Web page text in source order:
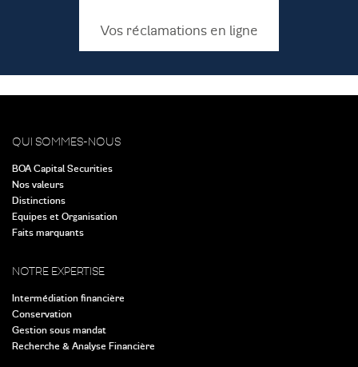
Vos réclamations en ligne
QUI SOMMES-NOUS
BOA Capital Securities
Nos valeurs
Distinctions
Equipes et Organisation
Faits marquants
NOTRE EXPERTISE
Intermédiation financière
Conservation
Gestion sous mandat
Recherche & Analyse Financière